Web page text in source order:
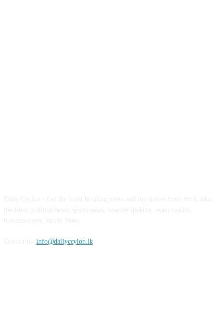
info@dailyceylon.lk